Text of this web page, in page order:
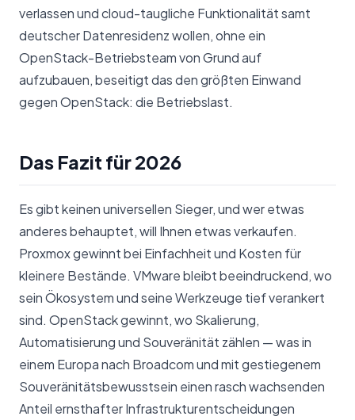
verlassen und cloud-taugliche Funktionalität samt
deutscher Datenresidenz wollen, ohne ein
OpenStack-Betriebsteam von Grund auf
aufzubauen, beseitigt das den größten Einwand
gegen OpenStack: die Betriebslast.
Das Fazit für 2026
Es gibt keinen universellen Sieger, und wer etwas
anderes behauptet, will Ihnen etwas verkaufen.
Proxmox gewinnt bei Einfachheit und Kosten für
kleinere Bestände. VMware bleibt beeindruckend, wo
sein Ökosystem und seine Werkzeuge tief verankert
sind. OpenStack gewinnt, wo Skalierung,
Automatisierung und Souveränität zählen — was in
einem Europa nach Broadcom und mit gestiegenem
Souveränitätsbewusstsein einen rasch wachsenden
Anteil ernsthafter Infrastrukturentscheidungen